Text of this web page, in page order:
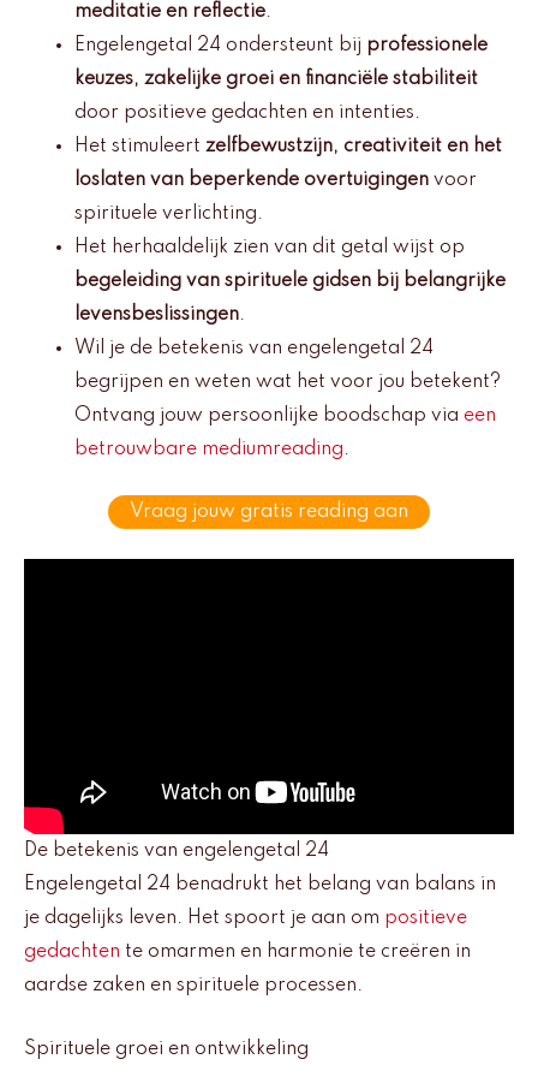
meditatie en reflectie.
Engelengetal 24 ondersteunt bij professionele
keuzes, zakelijke groei en financiële stabiliteit
door positieve gedachten en intenties.
Het stimuleert zelfbewustzijn, creativiteit en het
loslaten van beperkende overtuigingen voor
spirituele verlichting.
Het herhaaldelijk zien van dit getal wijst op
begeleiding van spirituele gidsen bij belangrijke
levensbeslissingen.
Wil je de betekenis van engelengetal 24
begrijpen en weten wat het voor jou betekent?
Ontvang jouw persoonlijke boodschap via een
betrouwbare mediumreading.
Vraag jouw gratis reading aan
De betekenis van engelengetal 24
Engelengetal 24 benadrukt het belang van balans in
je dagelijks leven. Het spoort je aan om positieve
gedachten te omarmen en harmonie te creëren in
aardse zaken en spirituele processen.
Spirituele groei en ontwikkeling